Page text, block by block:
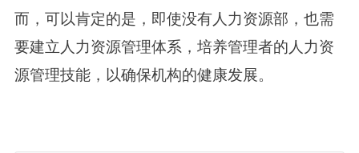
而，可以肯定的是，即使没有人力资源部，也需
要建立人力资源管理体系，培养管理者的人力资
源管理技能，以确保机构的健康发展。